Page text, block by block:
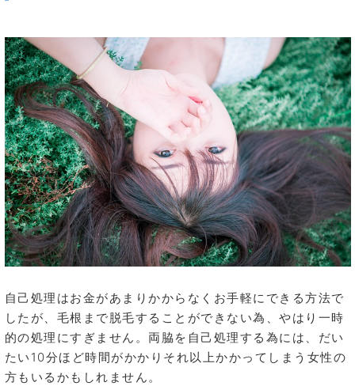
自己処理はお金があまりかからなくお手軽にできる方法で
したが、毛根まで脱毛することができない為、やはり一時
的の処理にすぎません。両脇を自己処理する為には、だい
たい10分ほど時間がかかりそれ以上かかってしまう女性の
方もいるかもしれません。